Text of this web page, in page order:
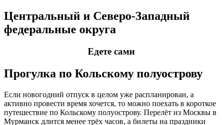
Центральный и Северо-Западный
федеральные округа
Едете сами
Прогулка по Кольскому полуострову
Если новогодний отпуск в целом уже распланирован, а
активно провести время хочется, то можно поехать в короткое
путешествие по Кольскому полуострову. Перелёт из Москвы в
Мурманск длится менее трёх часов, а билеты на праздники